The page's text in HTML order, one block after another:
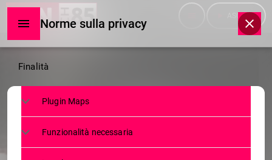
ASCOLTA
NEWS
ABUSI SUI CHIERICHETTI. DON
Norme sulla privacy
Norme
sulla
privacy
Finalità
Plugin Maps
Funzionalità necessaria